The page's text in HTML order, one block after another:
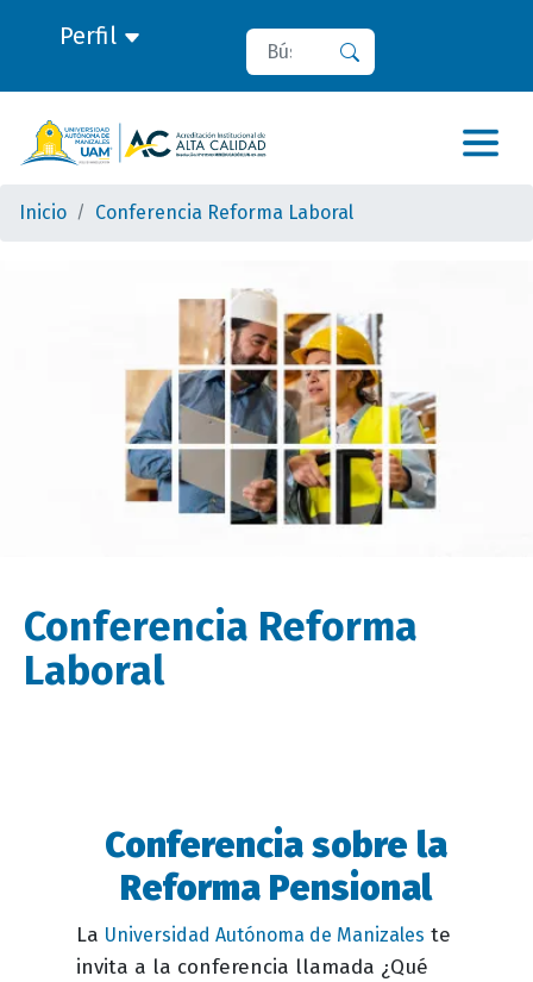
Perfil Buscar
Inicio Conferencia Reforma Laboral
Conferencia Reforma
Laboral
Descripción
evento
Conferencia sobre la
Reforma Pensional
La Universidad Autónoma de Manizales te
invita a la conferencia llamada ¿Qué